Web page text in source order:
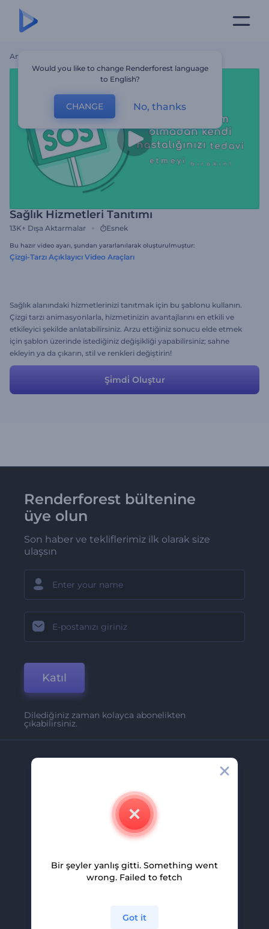
Ana Sayfa
Sağlık Hizmetleri Tanıtımı
13K+ Dışa Aktarmalar Esnek
Bu hazır video ayarı, şundan yararlanılarak oluşturulmuştur:
Çizgi-Tarzı Açıklayıcı Video Araçları
Sağlık alanındaki hizmetlerinizi tanıtmak için bu şablonu kullanın.
Çizgi tarzı animasyonlarla, hizmetinizin avantajlarını en etkili ve
etkileyici şekilde anlatabilirsiniz. Arzu ettiğiniz sonucu elde etmek
için şablon üzerinde istediğiniz değişikliği yapabilirsiniz; sahne
ekleyin ya da çıkarın, stil ve renkleri değiştirin!
Şi̇mdi̇ Oluştur
Renderforest bültenine
üye olun
Son haber ve tekliflerimiz ilk olarak size
ulaşsın
Katıl
Dilediğiniz zaman kolayca abonelikten
çıkabilirsiniz.
İletişim
Kariyer
Ortaklık Programı
Would you like to change Renderforest language
to English?
CHANGE No, thanks
Bir şeyler yanlış gitti. Something went
wrong. Failed to fetch
Got it